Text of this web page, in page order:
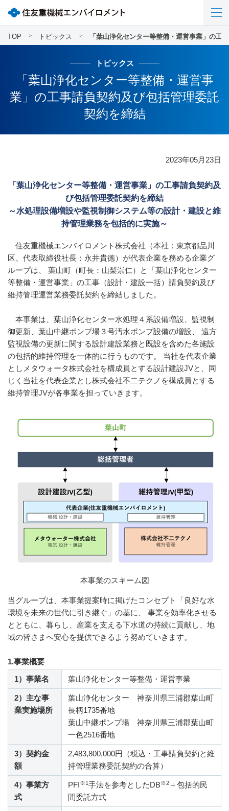
TOP トピックス 「葉山浄化センター等整備・運営事業」の工
トピックス
「葉山浄化センター等整備・運営事
業」の工事請負契約及び包括管理委託
契約を締結
2023年05月23日
「葉山浄化センター等整備・運営事業」の工事請負契約及
び包括管理委託契約を締結
～水処理設備増設や監視制御システム等の設計・建設と維
持管理業務を包括的に実施～
住友重機械エンバイロメント株式会社（本社：東京都品川
区、代表取締役社長：永井貴徳）が代表企業を務める企業グ
ループは、 葉山町（町長：山梨崇仁）と「葉山浄化センター
等整備・運営事業」の工事（設計・建設一括）請負契約及び
維持管理運営業務委託契約を締結しました。
本事業は、葉山浄化センター水処理４系設備増設、監視制
御更新、葉山中継ポンプ場３号汚水ポンプ設備の増設、 遠方
監視設備の更新に関する設計建設業務と既設を含めた各施設
の包括的維持管理を一体的に行うものです。 当社を代表企業
としメタウォータ株式会社を構成員とする設計建設JVと、同
じく当社を代表企業とし株式会社不二テクノを構成員とする
維持管理JVが各事業を担っていきます。
本事業のスキーム図
当グループは、本事業提案時に掲げたコンセプト「良好な水
環境を未来の世代に引き継ぐ」の基に、 事業を効率化させる
とともに、暮らし、産業を支える下水道の持続に貢献し、地
域の皆さまへ安心を提供できるよう努めていきます。
1.事業概要
1）事業名
葉山浄化センター等整備・運営事業
2）主な事
業実施場所
葉山浄化センター 神奈川県三浦郡葉山町
長柄1735番地
葉山中継ポンプ場 神奈川県三浦郡葉山町
一色2516番地
3）契約金
額
2,483,800,000円（税込・工事請負契約と維
持管理業務委託契約の合算）
4）事業方
式
PFI※1手法を参考としたDB※2 ＋包括的民
間委託方式